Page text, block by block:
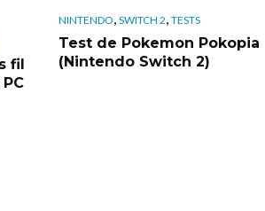
fil
NINTENDO, SWITCH 2, TESTS
Test de Pokemon Pokopia
(Nintendo Switch 2)